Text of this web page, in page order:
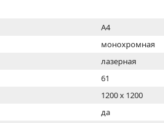
A4
монохромная
лазерная
61
1200 x 1200
да